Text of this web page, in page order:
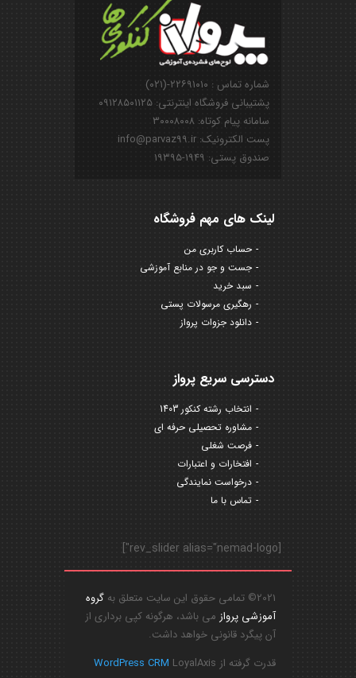
شماره تماس : ۲۲۶۹۱۰۱۰-(۰۲۱)
پشتیبانی فروشگاه اینترنتی: ۰۹۱۲۸۵۰۱۱۲۵
سامانه پیام کوتاه: ۳۰۰۰۸۰۰۸
پست الکترونیک: info@parvaz99.ir
صندوق پستی: ۱۹۴۹-۱۹۳۹۵
لینک های مهم فروشگاه
حساب کاربری من
جست و جو در منابع آموزشی
سبد خرید
رهگیری مرسولات پستی
دانلود جزوات پرواز
دسترسی سریع پرواز
انتخاب رشته کنکور 1403
مشاوره تحصیلی حرفه ای
فرصت شغلی
افتخارات و اعتبارات
درخواست نمایندگی
تماس با ما
[rev_slider alias="nemad-logo"]
2021© تمامی حقوق این سایت متعلق به
گروه
آموزشی پرواز می باشد، هرگونه کپی برداری از
آن پیگرد قانونی خواهد داشت.
قدرت گرفته از
WordPress CRM LoyalAxis